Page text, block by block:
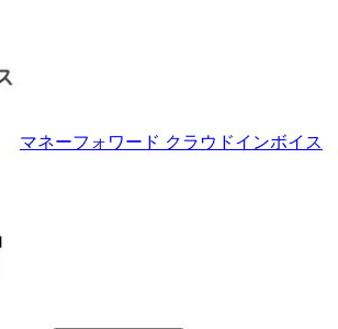
マネーフォワード クラウドインボイス